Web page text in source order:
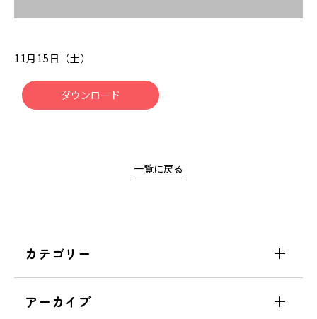
11月15日（土）
ダウンロード
一覧に戻る
カテゴリー
アーカイブ